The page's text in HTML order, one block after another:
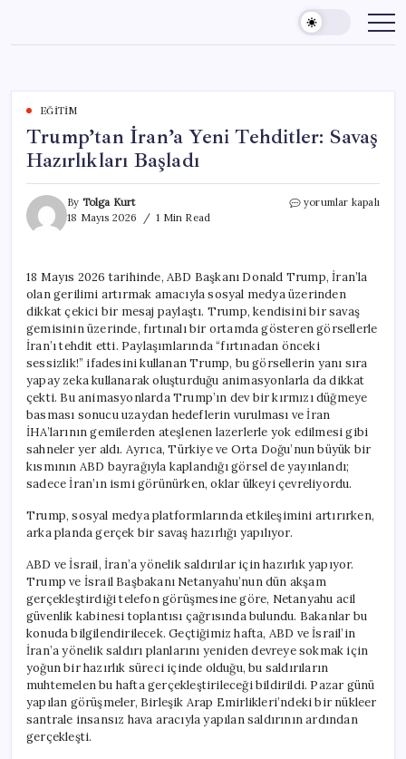
content
EĞITIM
Trump’tan İran’a Yeni Tehditler: Savaş
Hazırlıkları Başladı
By Tolga Kurt
18 Mayıs 2026
1 Min Read
Trump’tan
Hazırlıkları
Başladı
için
yorumlar kapalı
18 Mayıs 2026 tarihinde, ABD Başkanı Donald Trump, İran’la
olan gerilimi artırmak amacıyla sosyal medya üzerinden
dikkat çekici bir mesaj paylaştı. Trump, kendisini bir savaş
gemisinin üzerinde, fırtınalı bir ortamda gösteren görsellerle
İran’ı tehdit etti. Paylaşımlarında “fırtınadan önceki
sessizlik!” ifadesini kullanan Trump, bu görsellerin yanı sıra
yapay zeka kullanarak oluşturduğu animasyonlarla da dikkat
çekti. Bu animasyonlarda Trump’ın dev bir kırmızı düğmeye
basması sonucu uzaydan hedeflerin vurulması ve İran
İHA’larının gemilerden ateşlenen lazerlerle yok edilmesi gibi
sahneler yer aldı. Ayrıca, Türkiye ve Orta Doğu’nun büyük bir
kısmının ABD bayrağıyla kaplandığı görsel de yayınlandı;
sadece İran’ın ismi görünürken, oklar ülkeyi çevreliyordu.
Trump, sosyal medya platformlarında etkileşimini artırırken,
arka planda gerçek bir savaş hazırlığı yapılıyor.
ABD ve İsrail, İran’a yönelik saldırılar için hazırlık yapıyor.
Trump ve İsrail Başbakanı Netanyahu’nun dün akşam
gerçekleştirdiği telefon görüşmesine göre, Netanyahu acil
güvenlik kabinesi toplantısı çağrısında bulundu. Bakanlar bu
konuda bilgilendirilecek. Geçtiğimiz hafta, ABD ve İsrail’in
İran’a yönelik saldırı planlarını yeniden devreye sokmak için
yoğun bir hazırlık süreci içinde olduğu, bu saldırıların
muhtemelen bu hafta gerçekleştirileceği bildirildi. Pazar günü
yapılan görüşmeler, Birleşik Arap Emirlikleri’ndeki bir nükleer
santrale insansız hava aracıyla yapılan saldırının ardından
gerçekleşti.